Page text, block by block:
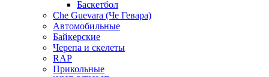
Баскетбол
Che Guevara (Че Гевара)
Автомобильные
Байкерские
Черепа и скелеты
RAP
Прикольные